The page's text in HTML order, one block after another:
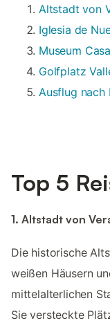
Altstadt von
Iglesia de
Museum
Golfplatz
Ausflug nach
Top 5
1. Altstadt von
Die historische
weißen Häusern
mittelalterlichen
Sie versteckte